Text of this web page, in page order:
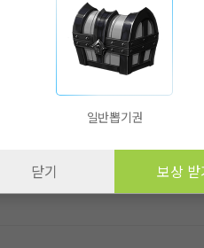
일반뽑기권
닫기 보상 받